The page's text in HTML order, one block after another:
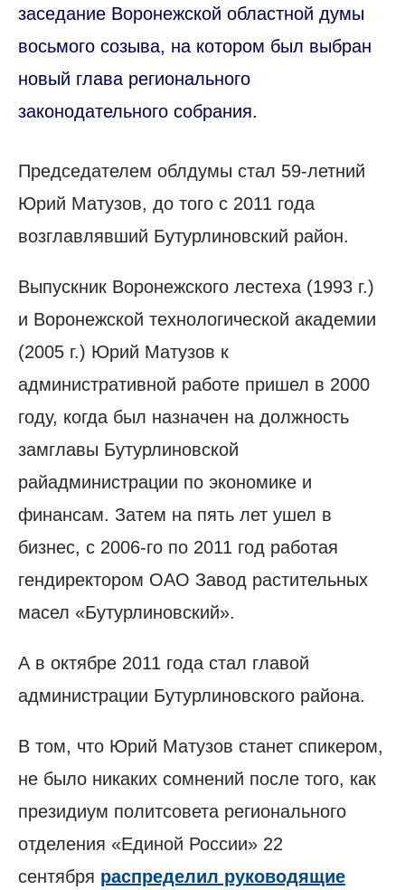
заседание Воронежской областной думы
восьмого созыва, на котором был выбран
новый глава регионального
законодательного собрания.
Председателем облдумы стал 59-летний
Юрий Матузов, до того с 2011 года
возглавлявший Бутурлиновский район.
Выпускник Воронежского лестеха (1993 г.)
и Воронежской технологической академии
(2005 г.) Юрий Матузов к
административной работе пришел в 2000
году, когда был назначен на должность
замглавы Бутурлиновской
райадминистрации по экономике и
финансам. Затем на пять лет ушел в
бизнес, с 2006-го по 2011 год работая
гендиректором ОАО Завод растительных
масел «Бутурлиновский».
А в октябре 2011 года стал главой
администрации Бутурлиновского района.
В том, что Юрий Матузов станет спикером,
не было никаких сомнений после того, как
президиум политсовета регионального
отделения «Единой России» 22
сентября распределил руководящие